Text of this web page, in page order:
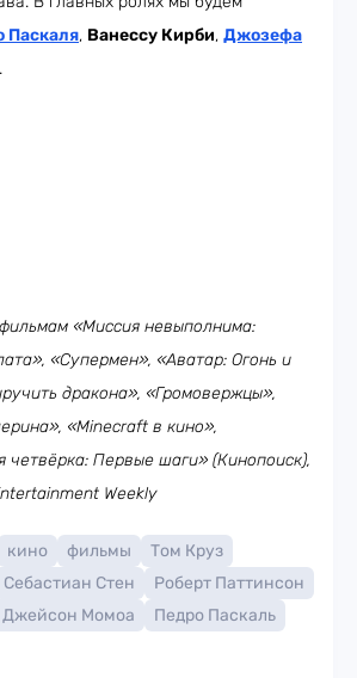
Паскаля, Ванессу Кирби, Джозефа
«Миссия невыполнима:
«Супермен», «Аватар: Огонь и
дракона», «Громовержцы»,
«Minecraft в кино»,
четвёрка: Первые шаги» (Кинопоиск),
Weekly
кино фильмы
Том Круз
Себастиан Стен
Роберт Паттинсон
Джейсон Момоа Педро Паскаль